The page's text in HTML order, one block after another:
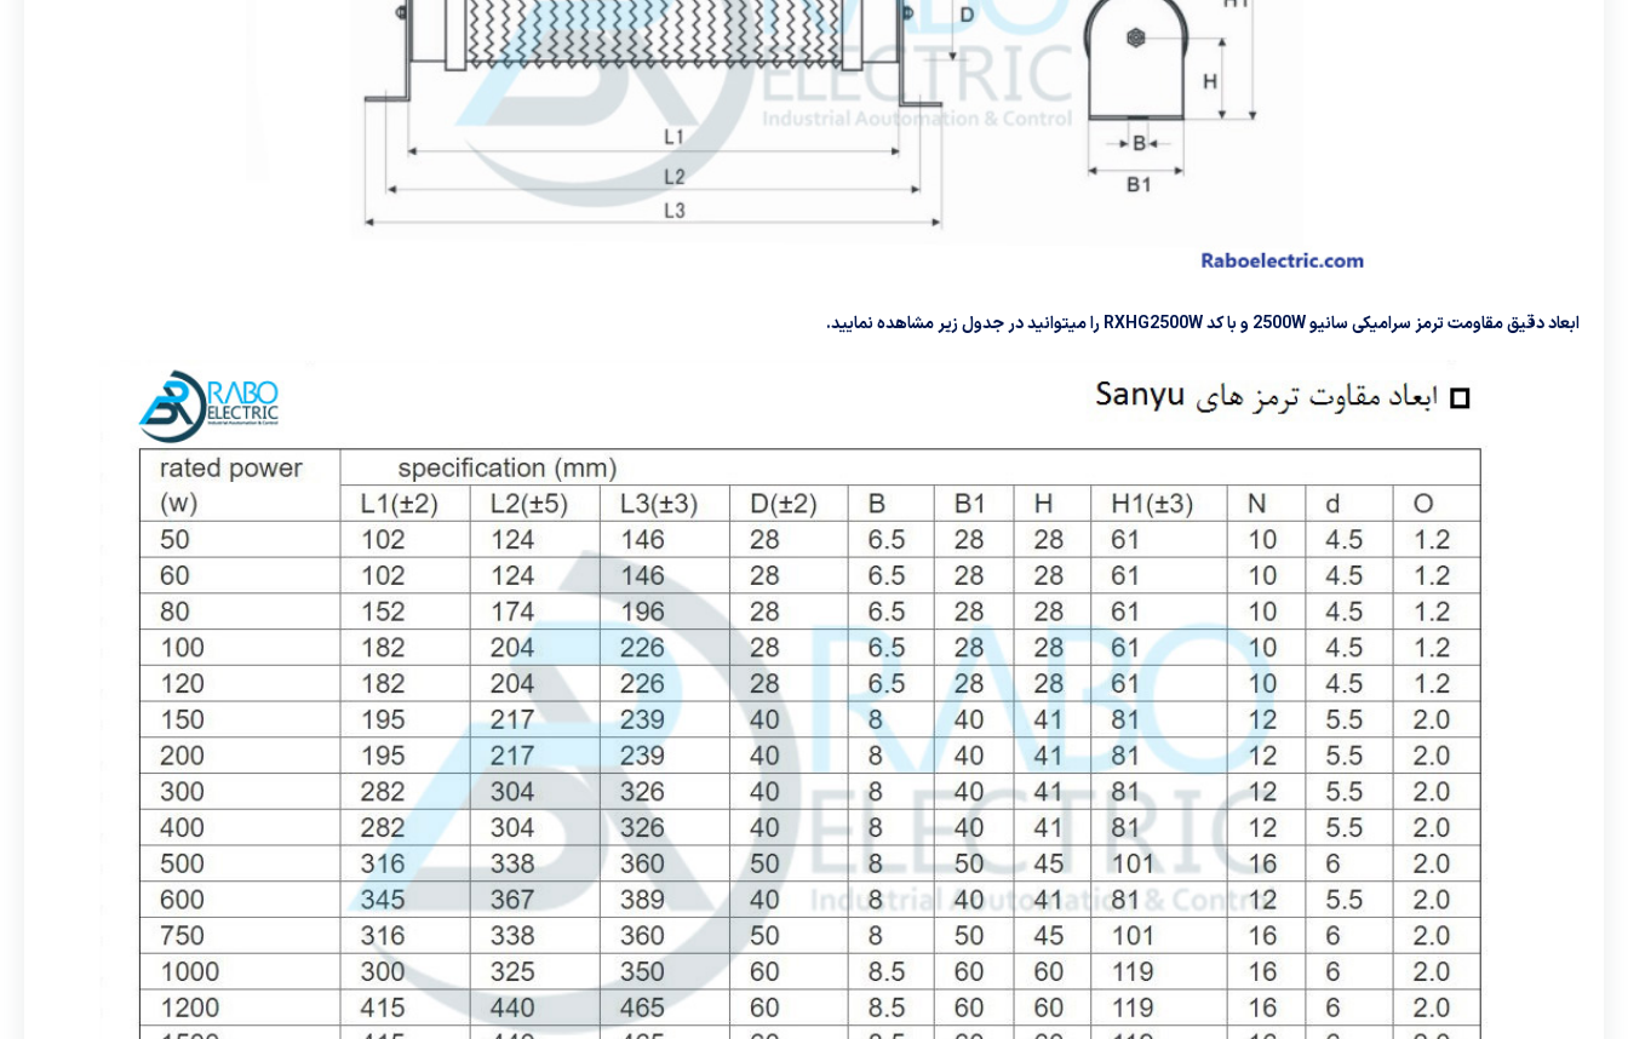
ابعاد دقیق مقاومت ترمز سرامیکی سانیو 2500W و با کد RXHG2500W را میتوانید در جدول زیر مشاهده نمایید.